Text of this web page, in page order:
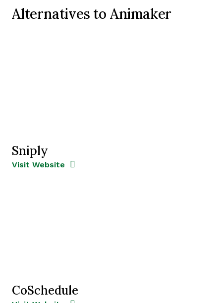
Alternatives to Animaker
Sniply
Opens new window
Visit Website Opens New Window
CoSchedule